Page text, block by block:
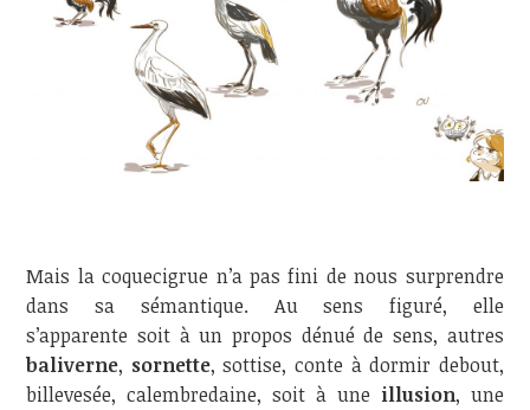
Mais la coquecigrue n’a pas fini de nous surprendre
dans sa sémantique. Au sens figuré, elle
s’apparente soit à un propos dénué de sens, autres
baliverne, sornette, sottise, conte à dormir debout,
billevesée, calembredaine, soit à une illusion, une